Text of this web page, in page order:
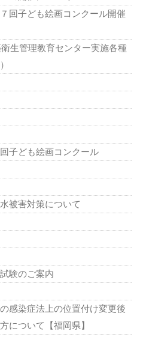
回子ども絵画コンクール開催
生管理教育センター実施各種
子ども絵画コンクール
被害対策について
験のご案内
感染症法上の位置付け変更後
について【福岡県】